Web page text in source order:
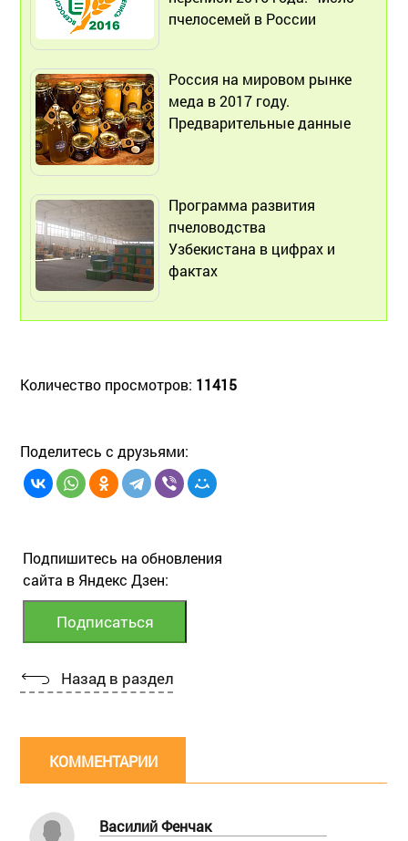
пчелосемей в России
Россия на мировом рынке
меда в 2017 году.
Предварительные данные
Программа развития
пчеловодства
Узбекистана в цифрах и
фактах
Количество просмотров: 11415
Поделитесь с друзьями:
Подпишитесь на обновления
сайта в Яндекс Дзен:
Назад в раздел
КОММЕНТАРИИ
Василий Фенчак